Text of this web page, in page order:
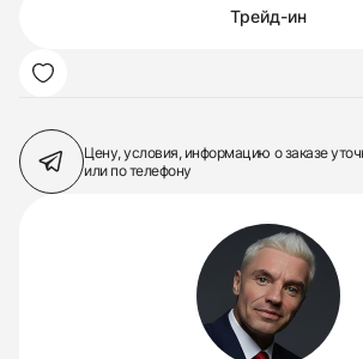
Трейд-ин
Цену, условия, информацию о заказе
или по телефону